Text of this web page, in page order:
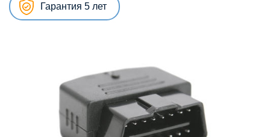
Гарантия 5 лет